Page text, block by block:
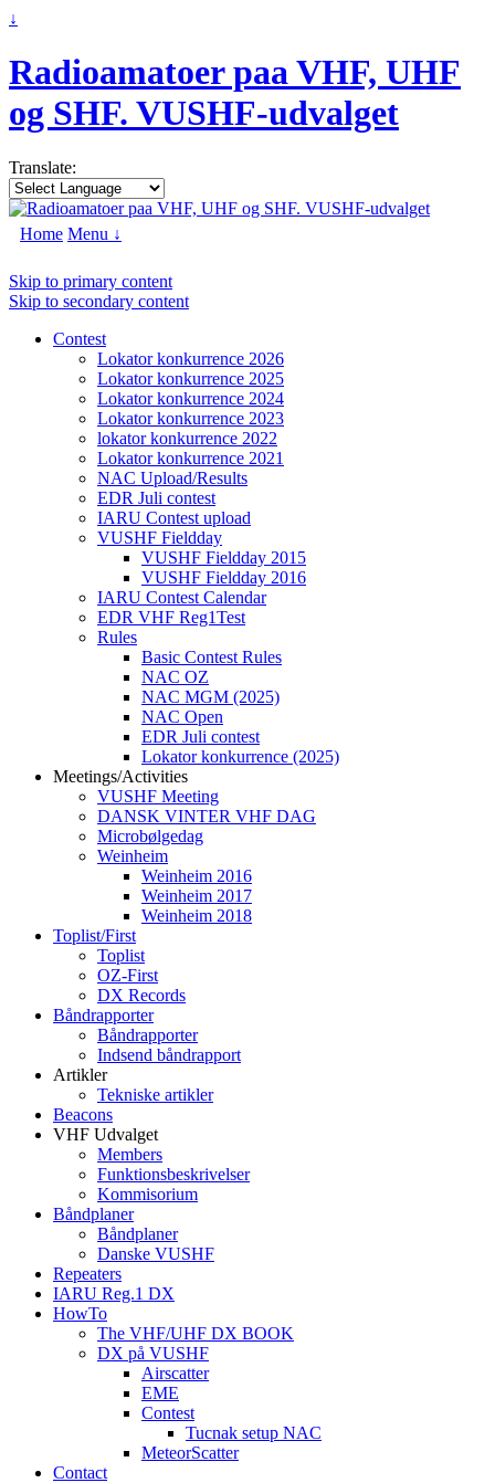
↓
Radioamatoer paa VHF, UHF
og SHF. VUSHF-udvalget
Translate:
Home Menu ↓
Skip to primary content
Skip to secondary content
Contest
Lokator konkurrence 2026
Lokator konkurrence 2025
Lokator konkurrence 2024
Lokator konkurrence 2023
lokator konkurrence 2022
Lokator konkurrence 2021
NAC Upload/Results
EDR Juli contest
IARU Contest upload
VUSHF Fieldday
VUSHF Fieldday 2015
VUSHF Fieldday 2016
IARU Contest Calendar
EDR VHF Reg1Test
Rules
Basic Contest Rules
NAC OZ
NAC MGM (2025)
NAC Open
EDR Juli contest
Lokator konkurrence (2025)
Meetings/Activities
VUSHF Meeting
DANSK VINTER VHF DAG
Microbølgedag
Weinheim
Weinheim 2016
Weinheim 2017
Weinheim 2018
Toplist/First
Toplist
OZ-First
DX Records
Båndrapporter
Båndrapporter
Indsend båndrapport
Artikler
Tekniske artikler
Beacons
VHF Udvalget
Members
Funktionsbeskrivelser
Kommisorium
Båndplaner
Båndplaner
Danske VUSHF
Repeaters
IARU Reg.1 DX
HowTo
The VHF/UHF DX BOOK
DX på VUSHF
Airscatter
EME
Contest
Tucnak setup NAC
MeteorScatter
Contact